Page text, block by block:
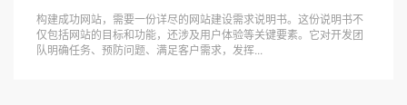
构建成功网站，需要一份详尽的网站建设需求说明书。这份说明书不
仅包括网站的目标和功能，还涉及用户体验等关键要素。它对开发团
队明确任务、预防问题、满足客户需求，发挥...